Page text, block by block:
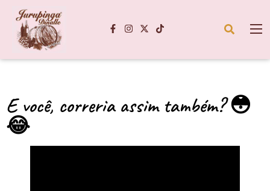
E você, correria assim também? 😳
😂